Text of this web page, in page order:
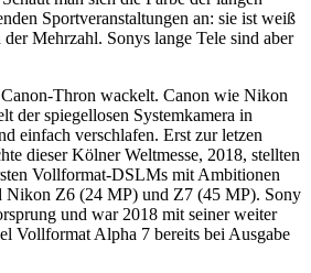
Sportveranstaltungen an: sie ist weiß
Mehrzahl. Sonys lange Tele sind aber
Thron wackelt. Canon wie Nikon
der spiegellosen Systemkamera in
einfach verschlafen. Erst zur letzen
dieser Kölner Weltmesse, 2018, stellten
Vollformat-DSLMs mit Ambitionen
Nikon Z6 (24 MP) und Z7 (45 MP). Sony
und war 2018 mit seiner weiter
Vollformat Alpha 7 bereits bei Ausgabe